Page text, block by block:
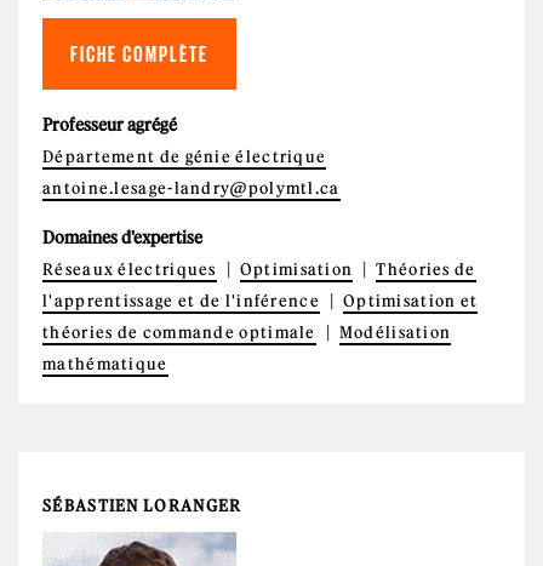
FICHE COMPLÈTE
Professeur agrégé
Département de génie électrique
antoine.lesage-landry@polymtl.ca
Domaines d'expertise
Réseaux électriques Optimisation
Théories de
l'apprentissage et de l'inférence
Optimisation et
théories de commande optimale
Modélisation
mathématique
SÉBASTIEN LORANGER